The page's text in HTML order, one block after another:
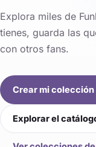
Explora miles de
tienes, guarda las
con otros fans.
Crear mi
Explorar el